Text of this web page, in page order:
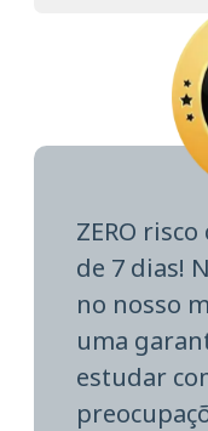
ZERO
de 7 dias!
no nosso
uma
estudar